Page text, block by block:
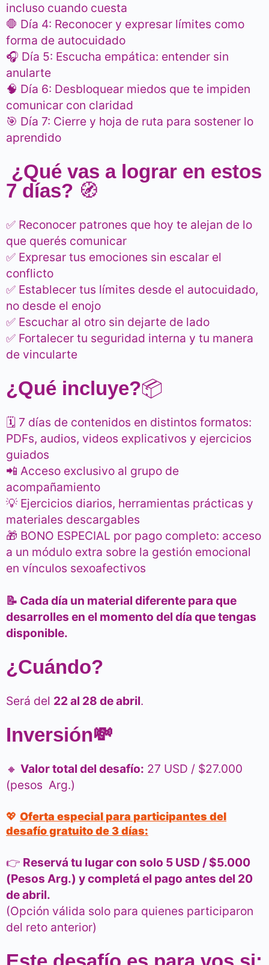
incluso cuando cuesta
🛑 Día 4: Reconocer y expresar límites como
forma de autocuidado
🎧 Día 5: Escucha empática: entender sin
anularte
🧠 Día 6: Desbloquear miedos que te impiden
comunicar con claridad
🎯 Día 7: Cierre y hoja de ruta para sostener lo
aprendido
¿Qué vas a lograr en estos
7 días? 🧭
✅ Reconocer patrones que hoy te alejan de lo
que querés comunicar
✅ Expresar tus emociones sin escalar el
conflicto
✅ Establecer tus límites desde el autocuidado,
no desde el enojo
✅ Escuchar al otro sin dejarte de lado
✅ Fortalecer tu seguridad interna y tu manera
de vincularte
¿Qué incluye?📦
🗓 7 días de contenidos en distintos formatos:
PDFs, audios, videos explicativos y ejercicios
guiados
📲 Acceso exclusivo al grupo de
acompañamiento
💡 Ejercicios diarios, herramientas prácticas y
materiales descargables
🎁 BONO ESPECIAL por pago completo: acceso
a un módulo extra sobre la gestión emocional
en vínculos sexoafectivos
📝 Cada día un material diferente para que
desarrolles en el momento del día que tengas
disponible.
¿Cuándo?
Será del 22 al 28 de abril.
Inversión💸
🔸 Valor total del desafío: 27 USD / $27.000
(pesos Arg.)
💖 Oferta especial para participantes del
desafío gratuito de 3 días:
👉 Reservá tu lugar con solo 5 USD / $5.000
(Pesos Arg.) y completá el pago antes del 20
de abril.
(Opción válida solo para quienes participaron
del reto anterior)